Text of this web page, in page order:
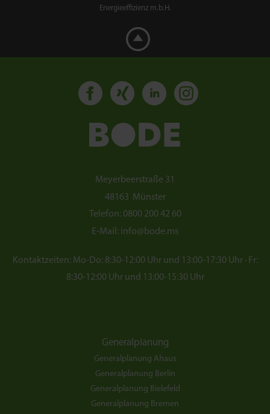
Energieeffizienz m.b.H.
Meyerbeerstraße 31
48163 Münster
Telefon: 0800 200 42 60
E-Mail: info@bode.ms
Kontaktzeiten: Mo-Do: 8:30-12:00 Uhr und 13:00-17:30 Uhr · Fr:
8:30-12:00 Uhr und 13:00-15:30 Uhr
Generalplanung
Generalplanung Ahaus
Generalplanung Berlin
Generalplanung Bielefeld
Generalplanung Bremen